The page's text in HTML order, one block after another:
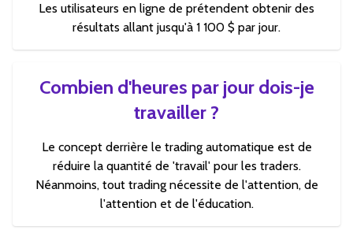
Les utilisateurs en ligne de prétendent obtenir des
résultats allant jusqu'à 1 100 $ par jour.
Combien d'heures par jour dois-je
travailler ?
Le concept derrière le trading automatique est de
réduire la quantité de 'travail' pour les traders.
Néanmoins, tout trading nécessite de l'attention, de
l'attention et de l'éducation.